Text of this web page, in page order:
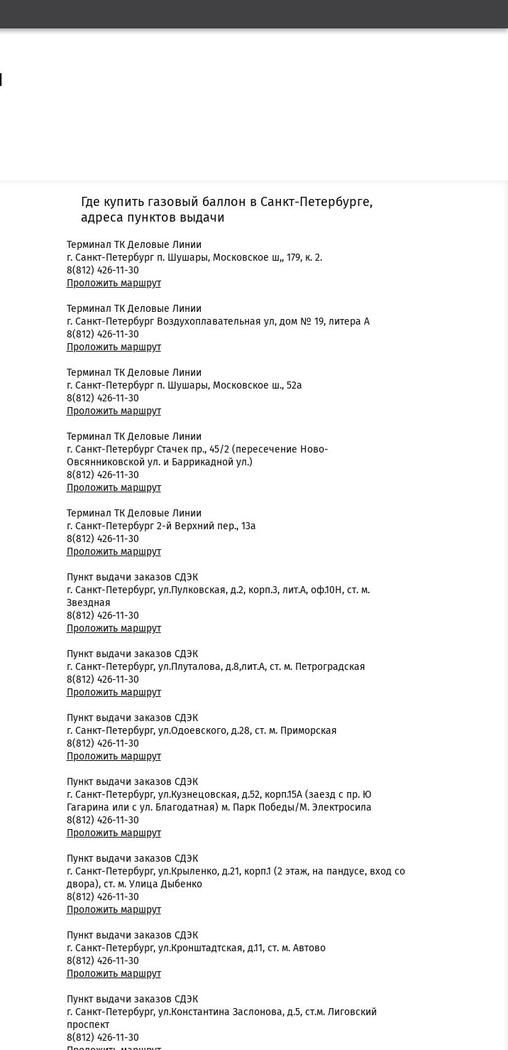
Где купить газовый баллон в Санкт-Петербурге,
адреса пунктов выдачи
Терминал ТК Деловые Линии
г. Санкт-Петербург п. Шушары, Московское ш,, 179, к. 2.
8(812) 426-11-30
Проложить маршрут
Терминал ТК Деловые Линии
г. Санкт-Петербург Воздухоплавательная ул, дом № 19, литера А
8(812) 426-11-30
Проложить маршрут
Терминал ТК Деловые Линии
г. Санкт-Петербург п. Шушары, Московское ш., 52а
8(812) 426-11-30
Проложить маршрут
Терминал ТК Деловые Линии
г. Санкт-Петербург Стачек пр., 45/2 (пересечение Ново-
Овсянниковской ул. и Баррикадной ул.)
8(812) 426-11-30
Проложить маршрут
Терминал ТК Деловые Линии
г. Санкт-Петербург 2-й Верхний пер., 13а
8(812) 426-11-30
Проложить маршрут
Пункт выдачи заказов СДЭК
г. Санкт-Петербург, ул.Пулковская, д.2, корп.3, лит.А, оф.10Н, ст. м.
Звездная
8(812) 426-11-30
Проложить маршрут
Пункт выдачи заказов СДЭК
г. Санкт-Петербург, ул.Плуталова, д.8,лит.А, ст. м. Петроградская
8(812) 426-11-30
Проложить маршрут
Пункт выдачи заказов СДЭК
г. Санкт-Петербург, ул.Одоевского, д.28, ст. м. Приморская
8(812) 426-11-30
Проложить маршрут
Пункт выдачи заказов СДЭК
г. Санкт-Петербург, ул.Кузнецовская, д.52, корп.15А (заезд с пр. Ю
Гагарина или с ул. Благодатная) м. Парк Победы/М. Электросила
8(812) 426-11-30
Проложить маршрут
Пункт выдачи заказов СДЭК
г. Санкт-Петербург, ул.Крыленко, д.21, корп.1 (2 этаж, на пандусе, вход со
двора), ст. м. Улица Дыбенко
8(812) 426-11-30
Проложить маршрут
Пункт выдачи заказов СДЭК
г. Санкт-Петербург, ул.Кронштадтская, д.11, ст. м. Автово
8(812) 426-11-30
Проложить маршрут
Пункт выдачи заказов СДЭК
г. Санкт-Петербург, ул.Константина Заслонова, д.5, ст.м. Лиговский
проспект
8(812) 426-11-30